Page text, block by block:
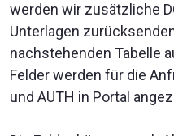
werden wir zusätzliche
Unterlagen
nachstehenden Tabelle
Felder werden für die
und AUTH in Portal